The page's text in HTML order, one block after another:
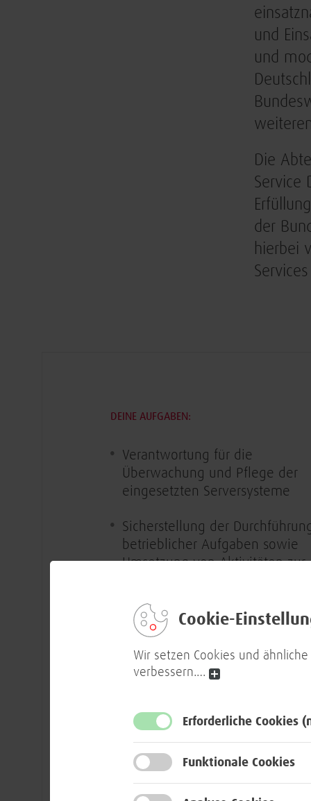
Cookie-
Wir setzen Cookies und
verbessern.…
Erforderliche Cookies
Funktionale Cookies
und
und
Die
Service
der
hierbei
DEINE AUFGABEN:
Verantwortung für die
Überwachung und Pflege der
eingesetzten Serversysteme
Sicherstellung der
betrieblicher Aufgaben sowie
Umsetzung von Aktivitäten zur
Qualitätsgesicherte Übernahme
von erarbeiteten Lösungen in
Produktion in enger
Zusammenarbeit mit
und Produktverantwortlichen
Berücksichtigung betrieblicher